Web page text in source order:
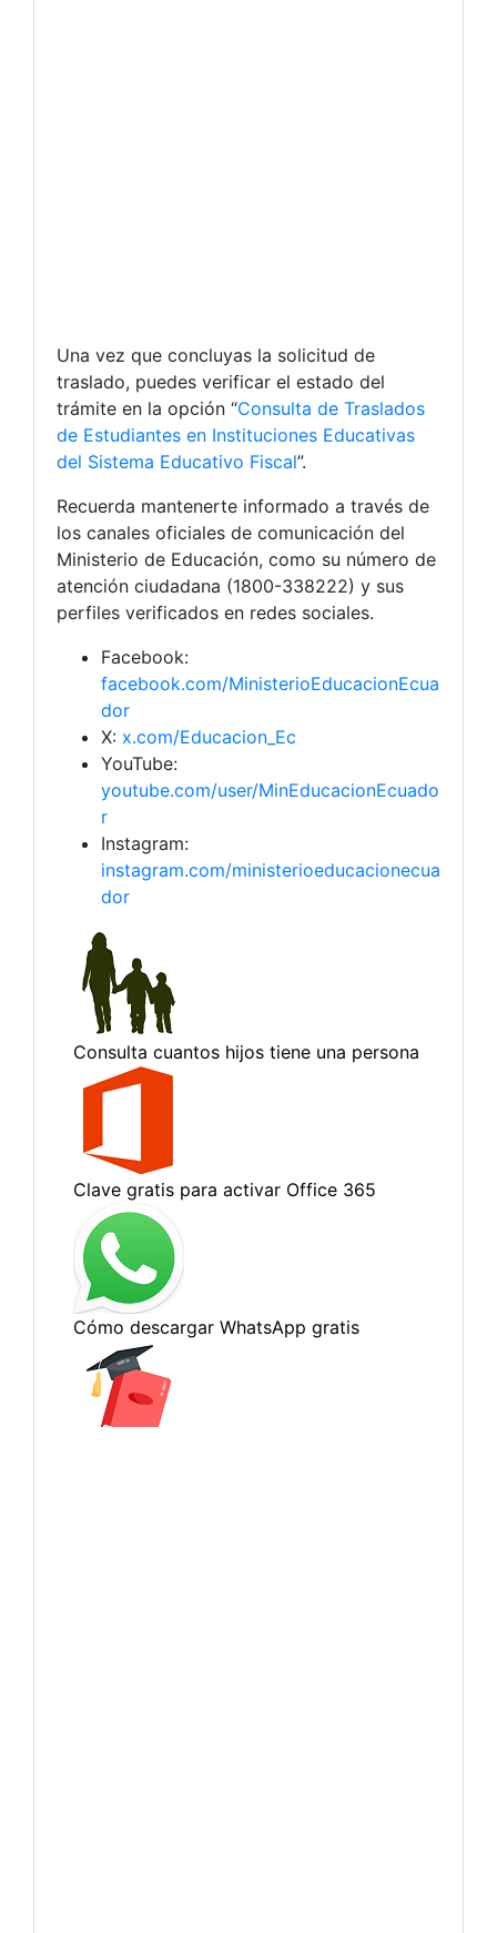
Una vez que concluyas la solicitud de
traslado, puedes verificar el estado del
trámite en la opción “Consulta de Traslados
de Estudiantes en Instituciones Educativas
del Sistema Educativo Fiscal”.
Recuerda mantenerte informado a través de
los canales oficiales de comunicación del
Ministerio de Educación, como su número de
atención ciudadana (1800-338222) y sus
perfiles verificados en redes sociales.
Facebook:
facebook.com/MinisterioEducacionEcua
dor
X: x.com/Educacion_Ec
YouTube:
youtube.com/user/MinEducacionEcuado
r
Instagram:
instagram.com/ministerioeducacionecua
dor